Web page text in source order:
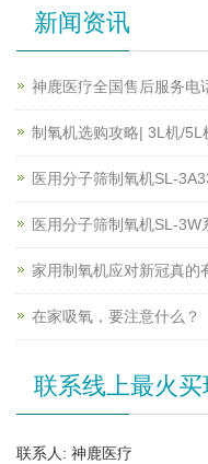
新闻资讯
神鹿医疗全国售后服务电
制氧机选购攻略| 3L机/5L
医用分子筛制氧机SL-
医用分子筛制氧机SL-3W
家用制氧机应对新冠真的
在家吸氧，要注意什么？
联系线上最火
联系人: 神鹿医疗